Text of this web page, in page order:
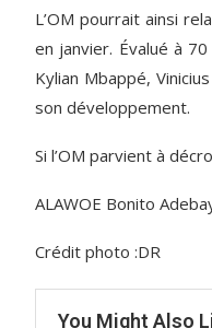
L’OM pourrait ainsi
en janvier. Évalué à
Kylian Mbappé,
son développement.
Si l’OM parvient à
ALAWOE Bonito
Crédit photo :DR
You Might Also